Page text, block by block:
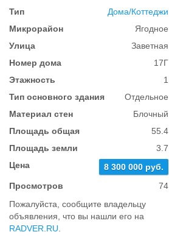
Тип
Дома/Коттеджи
Микрорайон
Ягодное
Улица
Заветная
Номер дома
17Г
Этажность
1
Тип основного здания
Отдельное
Материал стен
Блочный
Площадь общая
55.4
Площадь земли
3.7
Цена
8 300 000 руб.
Просмотров
74
Пожалуйста, сообщите владельцу
объявления, что вы нашли его на
RADVER.RU